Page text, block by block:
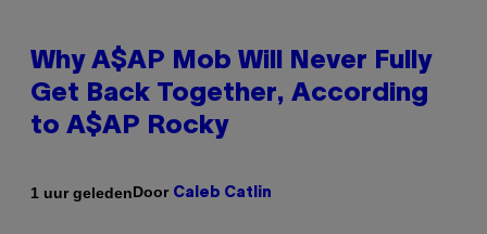
Why A$AP Mob Will Never Fully
Get Back Together, According
to A$AP Rocky
1 uur geledenDoor Caleb Catlin